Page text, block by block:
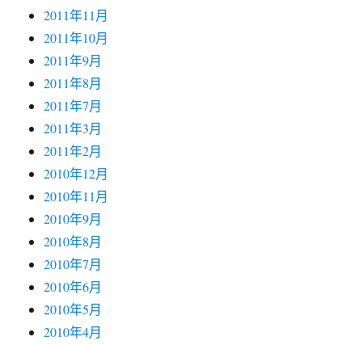
2011年11月
2011年10月
2011年9月
2011年8月
2011年7月
2011年3月
2011年2月
2010年12月
2010年11月
2010年9月
2010年8月
2010年7月
2010年6月
2010年5月
2010年4月